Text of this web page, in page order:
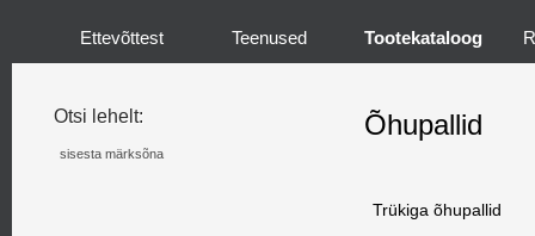
Ettevõttest Teenused Tootekataloog
Otsi lehelt: Õhupallid
Trükiga õhupallid